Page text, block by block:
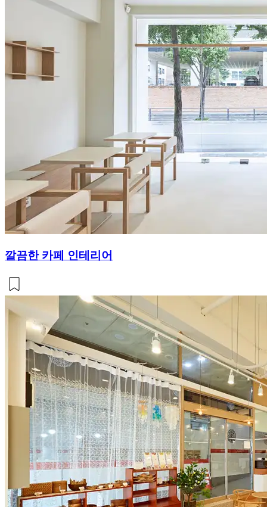
깔끔한 카페 인테리어